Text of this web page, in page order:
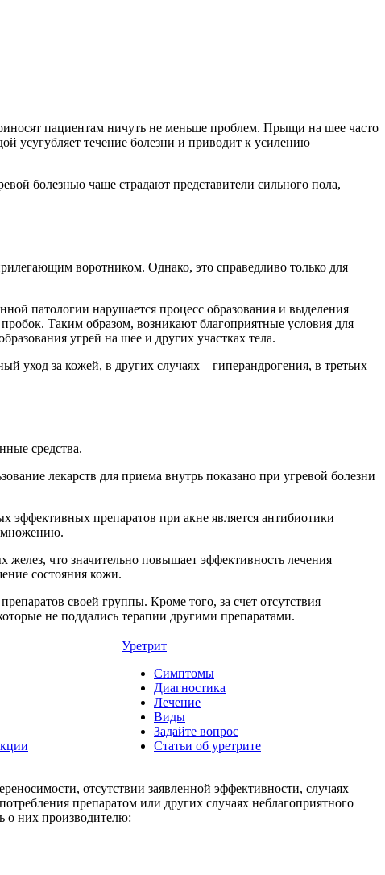
пациентам ничуть не меньше проблем. Прыщи на шее часто
усугубляет течение болезни и приводит к усилению
болезнью чаще страдают представители сильного пола,
воротником. Однако, это справедливо только для
патологии нарушается процесс образования и выделения
Таким образом, возникают благоприятные условия для
угрей на шее и других участках тела.
уход за кожей, в других случаях – гиперандрогения, в третьих –
средства.
лекарств для приема внутрь показано при угревой болезни
эффективных препаратов при акне является антибиотики
желез, что значительно повышает эффективность лечения
состояния кожи.
своей группы. Кроме того, за счет отсутствия
не поддались терапии другими препаратами.
Уретрит
Симптомы
Диагностика
Лечение
Виды
Задайте вопрос
Статьи об уретрите
отсутствии заявленной эффективности, случаях
препаратом или других случаях неблагоприятного
о них производителю: